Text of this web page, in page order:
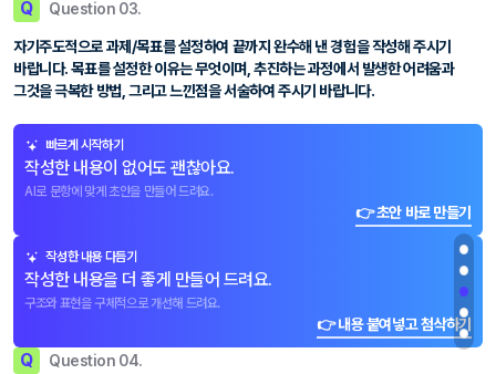
Q Question 03.
자기주도적으로 과제/목표를 설정하여 끝까지 완수해 낸 경험을 작성해 주시기
바랍니다. 목표를 설정한 이유는 무엇이며, 추진하는 과정에서 발생한 어려움과
그것을 극복한 방법, 그리고 느낀점을 서술하여 주시기 바랍니다.
빠르게 시작하기
작성한 내용이 없어도 괜찮아요.
AI로 문항에 맞게 초안을 만들어 드려요.
👉 초안 바로 만들기
작성한 내용 다듬기
작성한 내용을 더 좋게 만들어 드려요.
구조와 표현을 구체적으로 개선해 드려요.
👉 내용 붙여넣고 첨삭하기
Q Question 04.